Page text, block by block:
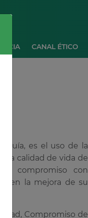
CANAL ÉTICO
guía, es el uso de la
la calidad de vida de
compromiso con
en la mejora de su
Compromiso de